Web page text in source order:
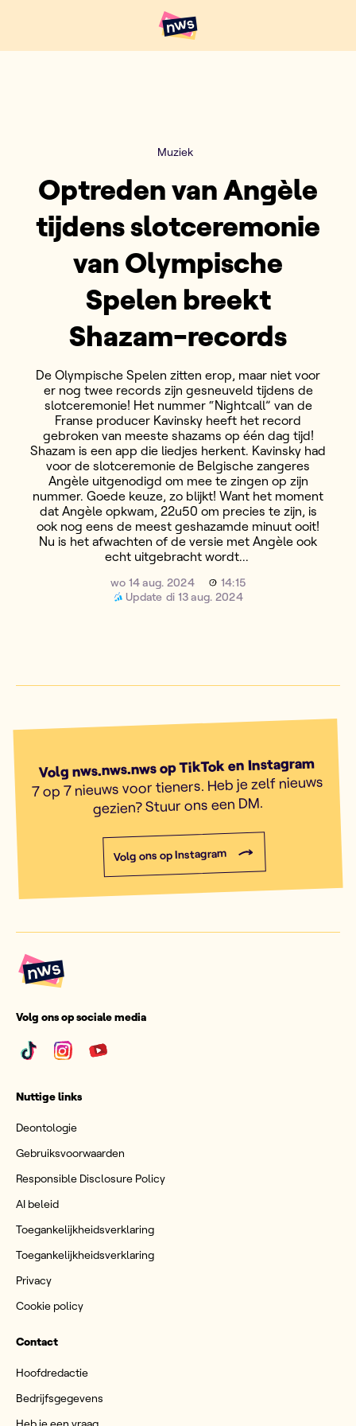
Hoofdpunten VRT NWS
Muziek
Optreden van Angèle
tijdens slotceremonie
van Olympische
Spelen breekt
Shazam-records
De Olympische Spelen zitten erop, maar niet voor
er nog twee records zijn gesneuveld tijdens de
slotceremonie! Het nummer “Nightcall” van de
Franse producer Kavinsky heeft het record
gebroken van meeste shazams op één dag tijd!
Shazam is een app die liedjes herkent. Kavinsky had
voor de slotceremonie de Belgische zangeres
Angèle uitgenodigd om mee te zingen op zijn
nummer. Goede keuze, zo blijkt! Want het moment
dat Angèle opkwam, 22u50 om precies te zijn, is
ook nog eens de meest geshazamde minuut ooit!
Nu is het afwachten of de versie met Angèle ook
echt uitgebracht wordt...
wo 14 aug. 2024
14:15
Update di 13 aug. 2024
Volg nws.nws.nws op TikTok en Instagram
7 op 7 nieuws voor tieners. Heb je zelf nieuws
gezien? Stuur ons een DM.
Volg ons op Instagram
Volg ons op sociale media
Nuttige links
Deontologie
Gebruiksvoorwaarden
Responsible Disclosure Policy
AI beleid
Toegankelijkheidsverklaring
Toegankelijkheidsverklaring
Privacy
Cookie policy
Contact
Hoofdredactie
Bedrijfsgegevens